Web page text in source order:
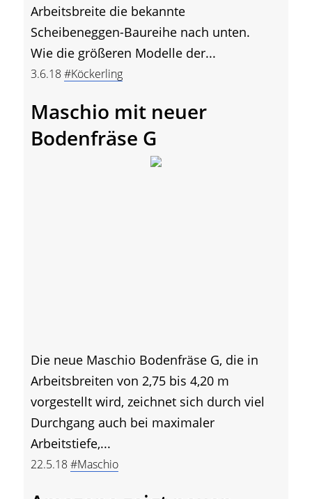
Arbeitsbreite die bekannte
Scheibeneggen-Baureihe nach unten.
Wie die größeren Modelle der...
3.6.18#Köckerling
Maschio mit neuer
Bodenfräse G
Die neue Maschio Bodenfräse G, die in
Arbeitsbreiten von 2,75 bis 4,20 m
vorgestellt wird, zeichnet sich durch viel
Durchgang auch bei maximaler
Arbeitstiefe,...
22.5.18#Maschio